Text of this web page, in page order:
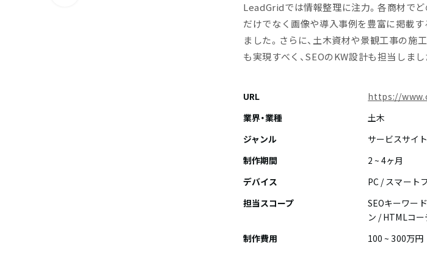
LeadGridでは情報整理に注力。各商材で
だけでなく画像や導入事例を豊富に掲載
ました。さらに、土木資材や景観工事の
も実現すべく、SEOのKW設計も担当しまし
URL
https://
業界・業種
土木
ジャンル
サービスサイ
制作期間
2 ~ 4ヶ月
デバイス
PC / スマート
担当スコープ
SEOキーワー
ン / HTMLコ
制作費用
100 ~ 300万円